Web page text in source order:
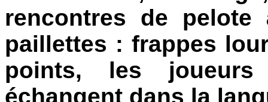
rencontres de
paillettes : frappes
points, les joueurs
échangent dans la